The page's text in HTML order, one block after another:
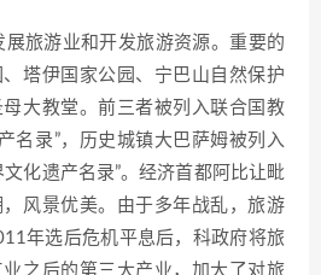
展旅游业和开发旅游资源。重要的
塔伊国家公园、宁巴山自然保护
大教堂。前三者被列入联合国教
名录”，历史城镇大巴萨姆被列入
化遗产名录”。经济首都阿比让毗
风景优美。由于多年战乱，旅游
年选后危机平息后，科政府将旅
之后的第三大产业，加大了对旅